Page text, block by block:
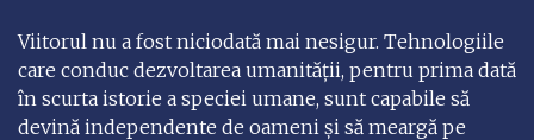
Viitorul nu a fost niciodată mai nesigur. Tehnologiile
care conduc dezvoltarea umanității, pentru prima dată
în scurta istorie a speciei umane, sunt capabile să
devină independente de oameni și să meargă pe